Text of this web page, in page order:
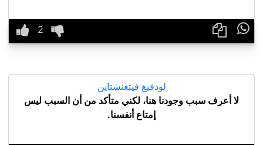

لودفيغ فيتغنشتاين
لا أعرف سبب وجودنا هنا، لكني متأكد من أن السبب ليس
إمتاع أنفسنا.